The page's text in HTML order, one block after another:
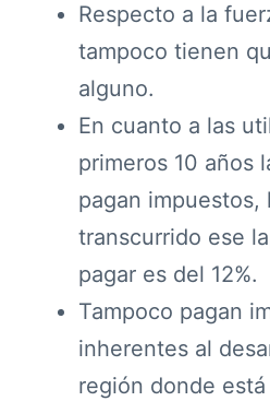
Respecto a la
tampoco tienen
alguno.
En cuanto a las
primeros 10 años
pagan impuestos,
transcurrido ese
pagar es del 12%.
Tampoco pagan
inherentes al
región donde está